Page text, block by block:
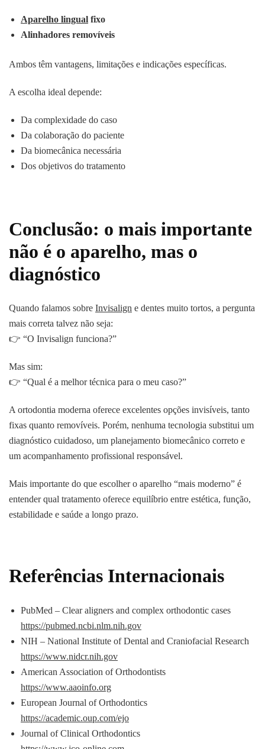
Aparelho lingual fixo
Alinhadores removíveis
Ambos têm vantagens, limitações e indicações específicas.
A escolha ideal depende:
Da complexidade do caso
Da colaboração do paciente
Da biomecânica necessária
Dos objetivos do tratamento
Conclusão: o mais importante
não é o aparelho, mas o
diagnóstico
Quando falamos sobre Invisalign e dentes muito tortos, a pergunta
mais correta talvez não seja:
👉 “O Invisalign funciona?”
Mas sim:
👉 “Qual é a melhor técnica para o meu caso?”
A ortodontia moderna oferece excelentes opções invisíveis, tanto
fixas quanto removíveis. Porém, nenhuma tecnologia substitui um
diagnóstico cuidadoso, um planejamento biomecânico correto e
um acompanhamento profissional responsável.
Mais importante do que escolher o aparelho “mais moderno” é
entender qual tratamento oferece equilíbrio entre estética, função,
estabilidade e saúde a longo prazo.
Referências Internacionais
PubMed – Clear aligners and complex orthodontic cases
https://pubmed.ncbi.nlm.nih.gov
NIH – National Institute of Dental and Craniofacial Research
https://www.nidcr.nih.gov
American Association of Orthodontists
https://www.aaoinfo.org
European Journal of Orthodontics
https://academic.oup.com/ejo
Journal of Clinical Orthodontics